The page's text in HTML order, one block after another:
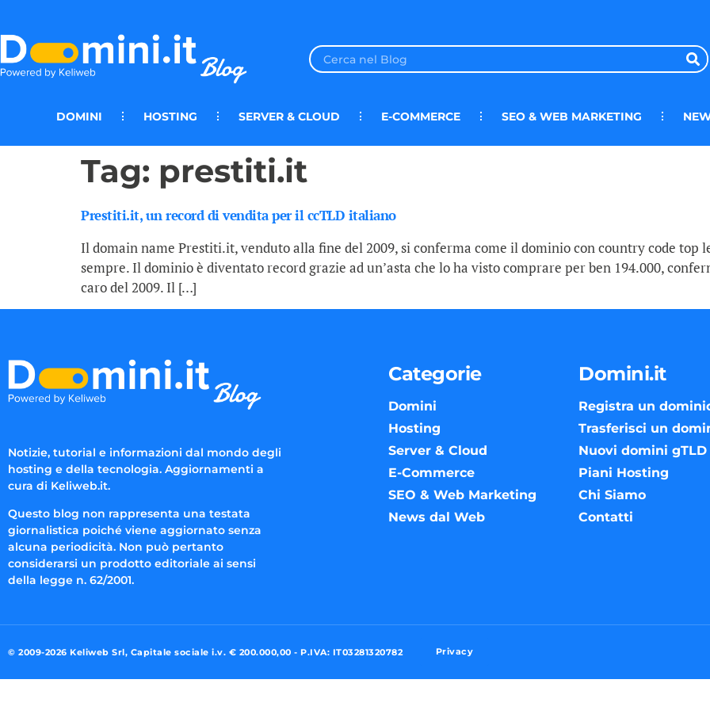
DOMINI HOSTING SERVER & CLOUD E-COMMERCE SEO & WEB MARKETING
Tag: prestiti.it
Prestiti.it, un record di vendita per il ccTLD italiano
Il domain name Prestiti.it, venduto alla fine del 2009, si conferma come il dominio con country code
sempre. Il dominio è diventato record grazie ad un’asta che lo ha visto comprare per ben 194.000,
caro del 2009. Il […]
Notizie, tutorial e informazioni dal mondo degli
hosting e della tecnologia. Aggiornamenti a
cura di Keliweb.it.
Questo blog non rappresenta una testata
giornalistica poiché viene aggiornato senza
alcuna periodicità. Non può pertanto
considerarsi un prodotto editoriale ai sensi
della legge n. 62/2001.
Categorie
Domini
Hosting
Server & Cloud
E-Commerce
SEO & Web Marketing
News dal Web
Domini.it
Registra un
Trasferisci un
Nuovi domini gTLD
Piani Hosting
Chi Siamo
Contatti
© 2009-2026 Keliweb Srl, Capitale sociale i.v. € 200.000,00 - P.IVA: IT03281320782 Privacy